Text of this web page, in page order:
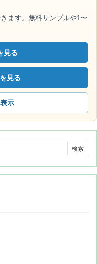
ます。無料サンプルや1〜
見る
見る
示